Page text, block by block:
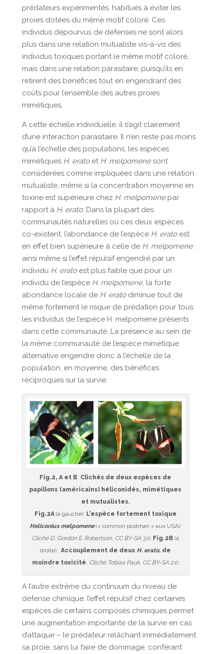
prédateurs expérimentés, habitués à éviter les
proies dotées du même motif coloré. Ces
individus dépourvus de défenses ne sont alors
plus dans une relation mutualiste vis-à-vis des
individus toxiques portant le même motif coloré,
mais dans une relation parasitaire, puisqu’ils en
retirent des bénéfices tout en engendrant des
coûts pour l’ensemble des autres proies
mimétiques.
A cette échelle individuelle, il s’agit clairement
d’une interaction parasitaire. Il n’en reste pas moins
qu’à l’échelle des populations, les espèces
mimétiques H. erato etH. melpomenesont
considérées comme impliquées dans une relation
mutualiste, même si la concentration moyenne en
toxine est supérieure chez H. melpomenepar
rapport à H. erato. Dans la plupart des
communautés naturelles où ces deux espèces
co-existent, l’abondance de l’espèce H. eratoest
en effet bien supérieure à celle de H. melpomene:
ainsi même si l’effet répulsif engendré par un
individu H. eratoest plus faible que pour un
individu de l’espèce H. melpomene, la forte
abondance locale de H. eratodiminue tout de
même fortement le risque de prédation pour tous
les individus de l’espèce H. melpomene présents
dans cette communauté. La présence au sein de
la même communauté de l’espèce mimétique
alternative engendre donc à l’échelle de la
population, en moyenne, des bénéfices
réciproques sur la survie.
Fig.2, A et B. Clichés de deux espèces de
papillons (américains) héliconidés, mimétiques
et mutualistes.
Fig.2A(à gauche): L’espèce fortement toxique
Heliconius melpomene(« common postman » aux USA).
Cliché D. Gordon E. Robertson, CC BY-SA 3.0. Fig.2B (à
droite) :Accouplement de deux H. erato, de
moindre toxicité. Cliché Tobias Pauk, CC BY-SA 2.0.
A l’autre extrême du continuum du niveau de
défense chimique, l’effet répulsif chez certaines
espèces de certains composés chimiques permet
une augmentation importante de la survie en cas
d’attaque – le prédateur relâchant immédiatement
sa proie, sans lui faire de dommage, conférant